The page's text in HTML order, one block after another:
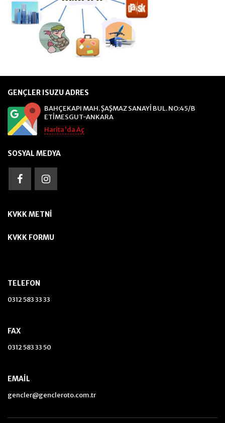
GENÇLER ISUZU ADRES
BAHÇEKAPI MAH. ŞAŞMAZ SANAYİ BUL. NO:45/B
ETİMESGUT-ANKARA
Harita'da Aç
SOSYAL MEDYA
KVKK METNI
KVKK FORMU
TELEFON
0312 583 33 33
FAX
0312 583 33 50
EMAIL
gencler@gencleroto.com.tr